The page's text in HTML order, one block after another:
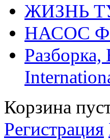
ЖИЗНЬ
НАСОС
Разборка,
Корзина
Регистрация